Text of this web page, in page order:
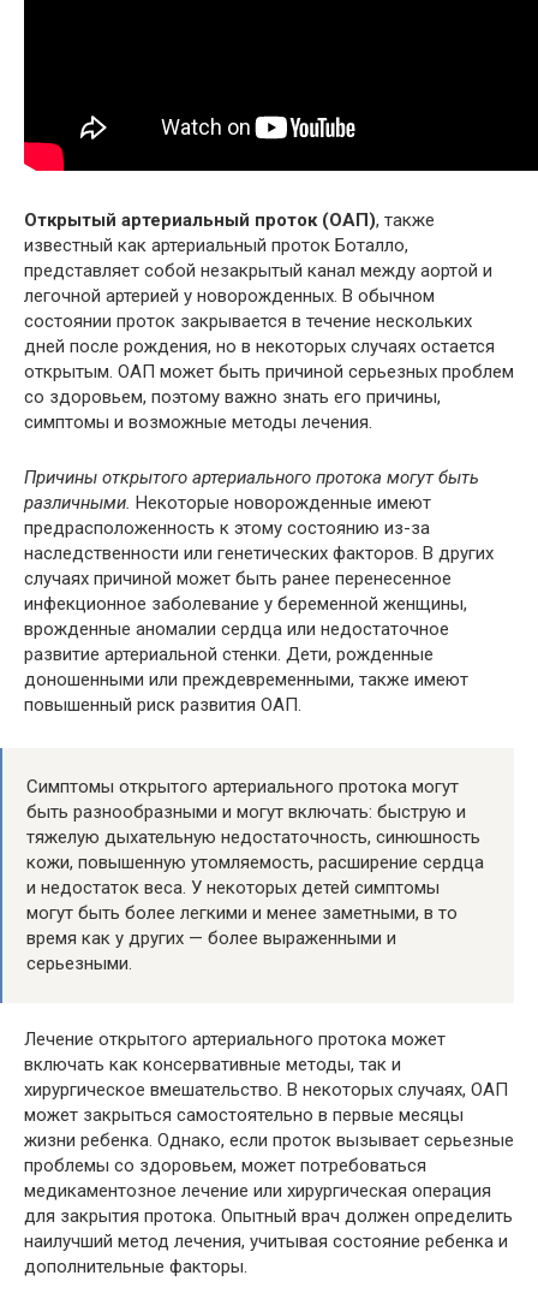
Открытый артериальный проток (ОАП), также
известный как артериальный проток Боталло,
представляет собой незакрытый канал между аортой и
легочной артерией у новорожденных. В обычном
состоянии проток закрывается в течение нескольких
дней после рождения, но в некоторых случаях остается
открытым. ОАП может быть причиной серьезных проблем
со здоровьем, поэтому важно знать его причины,
симптомы и возможные методы лечения.
Причины открытого артериального протока могут быть
различными. Некоторые новорожденные имеют
предрасположенность к этому состоянию из-за
наследственности или генетических факторов. В других
случаях причиной может быть ранее перенесенное
инфекционное заболевание у беременной женщины,
врожденные аномалии сердца или недостаточное
развитие артериальной стенки. Дети, рожденные
доношенными или преждевременными, также имеют
повышенный риск развития ОАП.
Симптомы открытого артериального протока могут
быть разнообразными и могут включать: быструю и
тяжелую дыхательную недостаточность, синюшность
кожи, повышенную утомляемость, расширение сердца
и недостаток веса. У некоторых детей симптомы
могут быть более легкими и менее заметными, в то
время как у других — более выраженными и
серьезными.
Лечение открытого артериального протока может
включать как консервативные методы, так и
хирургическое вмешательство. В некоторых случаях, ОАП
может закрыться самостоятельно в первые месяцы
жизни ребенка. Однако, если проток вызывает серьезные
проблемы со здоровьем, может потребоваться
медикаментозное лечение или хирургическая операция
для закрытия протока. Опытный врач должен определить
наилучший метод лечения, учитывая состояние ребенка и
дополнительные факторы.